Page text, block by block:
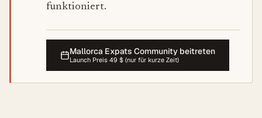
funktioniert.
Mallorca Expats Community beitreten
Launch Preis 49 $ (nur für kurze Zeit)